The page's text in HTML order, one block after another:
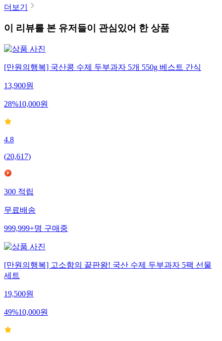
더보기
이 리뷰를 본 유저들이 관심있어 한 상품
[만원의행복] 국산콩 수제 두부과자 5개 550g 베스트 간식
13,900원
28%10,000원
4.8
(20,617)
300 적립
무료배송
999,999+명 구매중
[만원의행복] 고소함의 끝판왕! 국산 수제 두부과자 5팩 선물
세트
19,500원
49%10,000원